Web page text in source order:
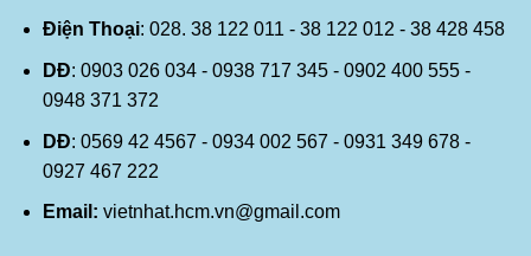
Điện Thoại: 028. 38 122 011 - 38 122 012 - 38 428 458
DĐ: 0903 026 034 - 0938 717 345 - 0902 400 555 -
0948 371 372
DĐ: 0569 42 4567 - 0934 002 567 - 0931 349 678 -
0927 467 222
Email: vietnhat.hcm.vn@gmail.com